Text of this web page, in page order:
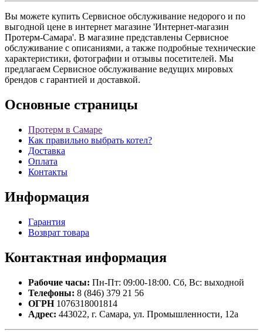
Вы можете купить Сервисное обслуживание недорого и по
выгодной цене в интернет магазине 'Интернет-магазин
Протерм-Самара'. В магазине представлены Сервисное
обслуживание с описаниями, а также подробные технические
характеристики, фотографии и отзывы посетителей. Мы
предлагаем Сервисное обслуживание ведущих мировых
брендов с гарантией и доставкой.
Основные страницы
Протерм в Самаре
Как правильно выбрать котел?
Доставка
Оплата
Контакты
Информация
Гарантия
Возврат товара
Контактная информация
Рабочие часы: Пн-Пт: 09:00-18:00. Сб, Вс: выходной
Телефоны: 8 (846) 379 21 56
ОГРН1076318001814
Адрес: 443022, г. Самара, ул. Промышленности, 12а